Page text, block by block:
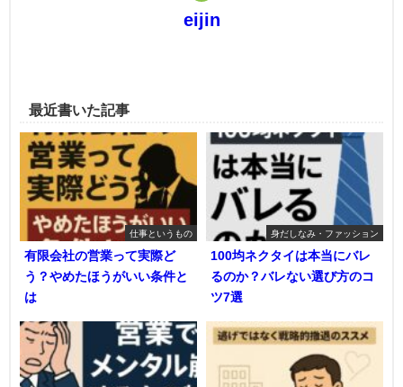
eijin
最近書いた記事
仕事というもの
有限会社の営業って実際ど
う？やめたほうがいい条件と
は
身だしなみ・ファッション
100均ネクタイは本当にバレ
るのか？バレない選び方のコ
ツ7選